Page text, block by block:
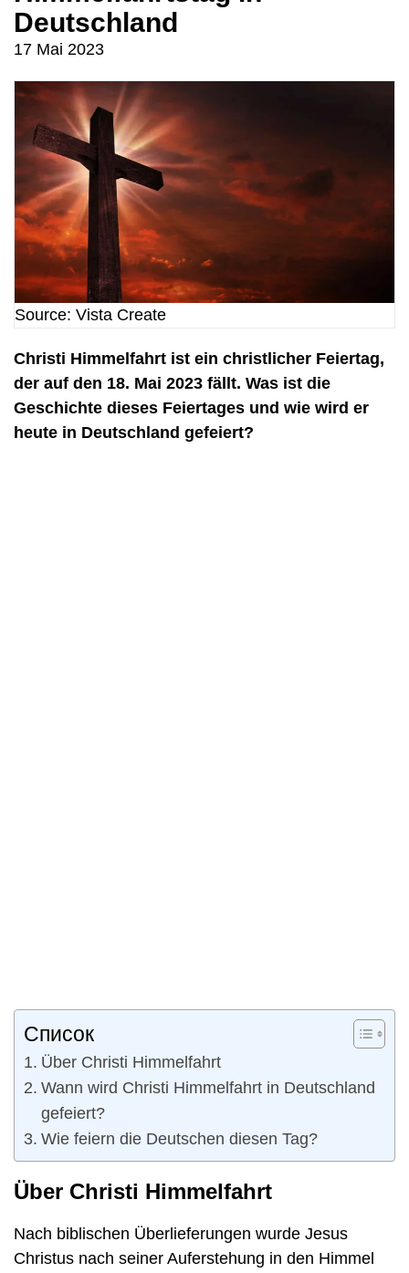
Deutschland
17 Mai 2023
Source: Vista Create
Christi Himmelfahrt ist ein christlicher Feiertag,
der auf den 18. Mai 2023 fällt. Was ist die
Geschichte dieses Feiertages und wie wird er
heute in Deutschland gefeiert?
Список
Über Christi Himmelfahrt
Wann wird Christi Himmelfahrt in Deutschland
gefeiert?
Wie feiern die Deutschen diesen Tag?
Über Christi Himmelfahrt
Nach biblischen Überlieferungen wurde Jesus
Christus nach seiner Auferstehung in den Himmel